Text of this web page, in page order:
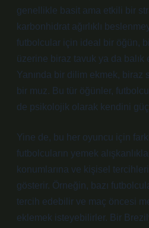
genellikle basit ama etkili bir
karbonhidrat ağırlıklı
futbolcular için ideal bir öğün,
üzerine biraz tavuk ya da balık
Yanında bir dilim ekmek, biraz
bir muz. Bu tür öğünler,
de psikolojik olarak kendini
Yine de, bu her oyuncu için
futbolcuların yemek
konumlarına ve kişisel
gösterir. Örneğin, bazı
tercih edebilir ve maç öncesi
eklemek isteyebilirler. Bir